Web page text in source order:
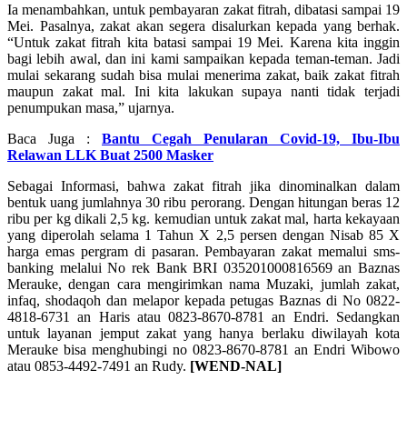
Ia menambahkan, untuk pembayaran zakat fitrah, dibatasi sampai 19
Mei. Pasalnya, zakat akan segera disalurkan kepada yang berhak.
“Untuk zakat fitrah kita batasi sampai 19 Mei. Karena kita inggin
bagi lebih awal, dan ini kami sampaikan kepada teman-teman. Jadi
mulai sekarang sudah bisa mulai menerima zakat, baik zakat fitrah
maupun zakat mal. Ini kita lakukan supaya nanti tidak terjadi
penumpukan masa,” ujarnya.
Baca Juga : Bantu Cegah Penularan Covid-19, Ibu-Ibu
Relawan LLK Buat 2500 Masker
Sebagai Informasi, bahwa zakat fitrah jika dinominalkan dalam
bentuk uang jumlahnya 30 ribu perorang. Dengan hitungan beras 12
ribu per kg dikali 2,5 kg. kemudian untuk zakat mal, harta kekayaan
yang diperolah selama 1 Tahun X 2,5 persen dengan Nisab 85 X
harga emas pergram di pasaran. Pembayaran zakat memalui sms-
banking melalui No rek Bank BRI 035201000816569 an Baznas
Merauke, dengan cara mengirimkan nama Muzaki, jumlah zakat,
infaq, shodaqoh dan melapor kepada petugas Baznas di No 0822-
4818-6731 an Haris atau 0823-8670-8781 an Endri. Sedangkan
untuk layanan jemput zakat yang hanya berlaku diwilayah kota
Merauke bisa menghubingi no 0823-8670-8781 an Endri Wibowo
atau 0853-4492-7491 an Rudy. [WEND-NAL]